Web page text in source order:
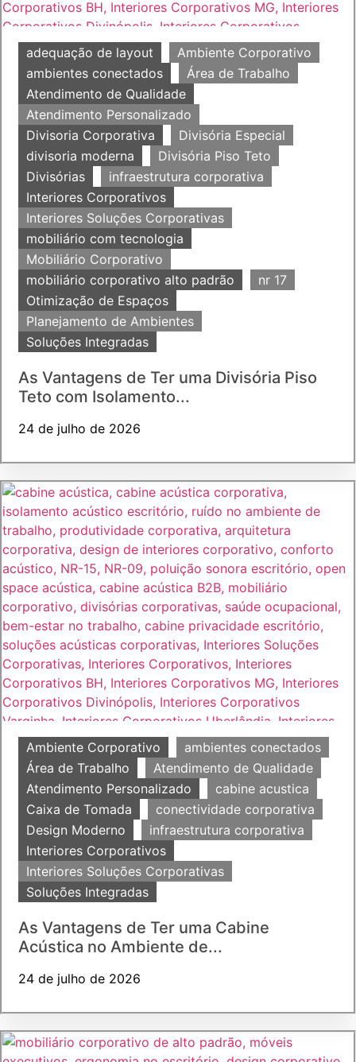
adequação de layout
Ambiente Corporativo
ambientes conectados
Área de Trabalho
Atendimento de Qualidade
Atendimento Personalizado
Divisoria Corporativa
Divisória Especial
divisoria moderna
Divisória Piso Teto
Divisórias
infraestrutura corporativa
Interiores Corporativos
Interiores Soluções Corporativas
mobiliário com tecnologia
Mobiliário Corporativo
mobiliário corporativo alto padrão
nr 17
Otimização de Espaços
Planejamento de Ambientes
Soluções Integradas
As Vantagens de Ter uma Divisória Piso
Teto com Isolamento...
24 de julho de 2026
Ambiente Corporativo
ambientes conectados
Área de Trabalho
Atendimento de Qualidade
Atendimento Personalizado
cabine acustica
Caixa de Tomada
conectividade corporativa
Design Moderno
infraestrutura corporativa
Interiores Corporativos
Interiores Soluções Corporativas
Soluções Integradas
As Vantagens de Ter uma Cabine
Acústica no Ambiente de...
24 de julho de 2026